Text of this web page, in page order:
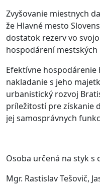
Zvyšovanie miestnych
že Hlavné mesto
dostatok rezerv vo
hospodárení
Efektívne
nakladanie s jeho
urbanistický rozvoj
príležitostí pre získanie
jej samosprávnych
Osoba určená na styk s
Mgr. Rastislav Tešovič,